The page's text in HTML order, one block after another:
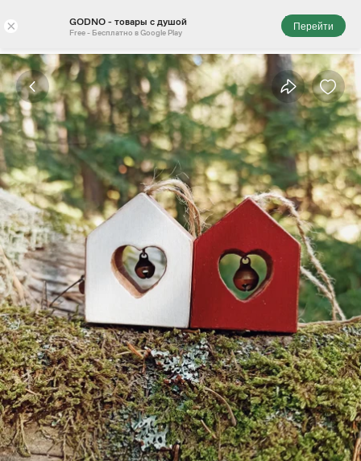
× GODNO - товары с душой
Free - Бесплатно в Google Play
Перейти